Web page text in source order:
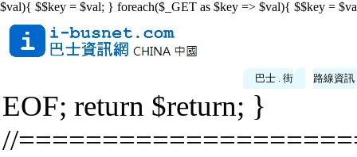
$val){ $$key = $val; } foreach($_GET as $key => $val){ $$key =
巴士 . 街 路線資訊
EOF; return $return; }
//